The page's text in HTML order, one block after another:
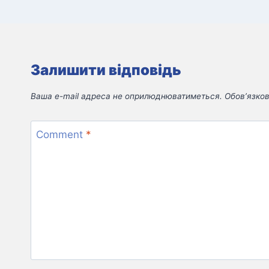
Залишити відповідь
Ваша e-mail адреса не оприлюднюватиметься.
Comment *